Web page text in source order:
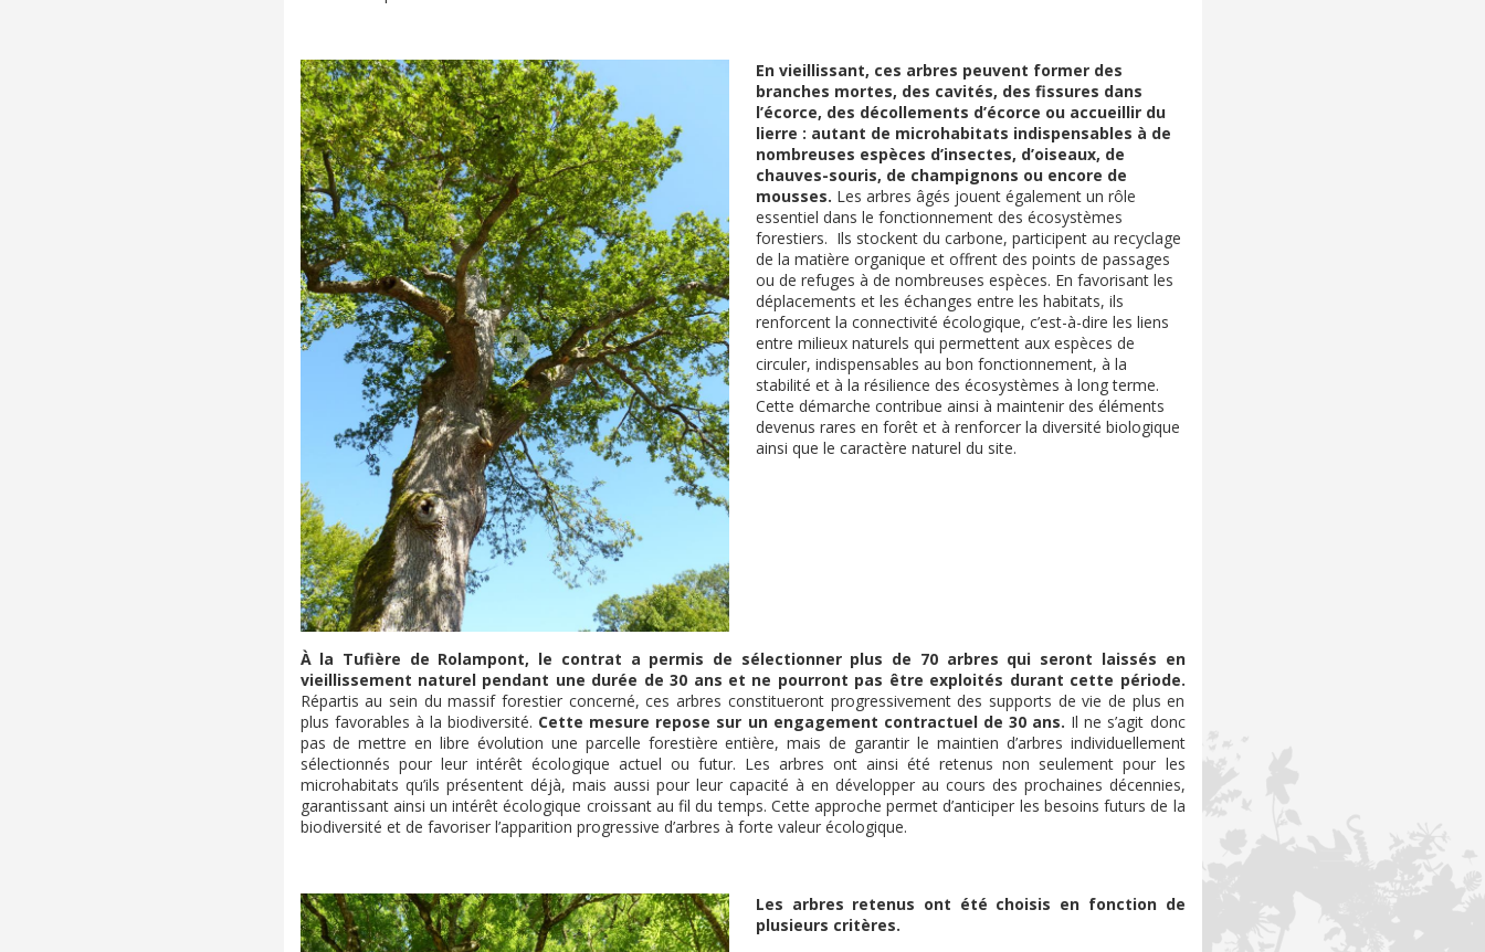
En vieillissant, ces arbres peuvent former des
branches mortes, des cavités, des fissures dans
l’écorce, des décollements d’écorce ou accueillir du
lierre : autant de microhabitats indispensables à de
nombreuses espèces d’insectes, d’oiseaux, de
chauves-souris, de champignons ou encore de
mousses. Les arbres âgés jouent également un rôle
essentiel dans le fonctionnement des écosystèmes
forestiers. Ils stockent du carbone, participent au recyclage
de la matière organique et offrent des points de passages
ou de refuges à de nombreuses espèces. En favorisant les
déplacements et les échanges entre les habitats, ils
renforcent la connectivité écologique, c’est-à-dire les liens
entre milieux naturels qui permettent aux espèces de
circuler, indispensables au bon fonctionnement, à la
stabilité et à la résilience des écosystèmes à long terme.
Cette démarche contribue ainsi à maintenir des éléments
devenus rares en forêt et à renforcer la diversité biologique
ainsi que le caractère naturel du site.
À la Tufière de Rolampont, le contrat a permis de sélectionner plus de 70 arbres qui seront laissés en
vieillissement naturel pendant une durée de 30 ans et ne pourront pas être exploités durant cette période.
Répartis au sein du massif forestier concerné, ces arbres constitueront progressivement des supports de vie de plus en
plus favorables à la biodiversité. Cette mesure repose sur un engagement contractuel de 30 ans. Il ne s’agit donc
pas de mettre en libre évolution une parcelle forestière entière, mais de garantir le maintien d’arbres individuellement
sélectionnés pour leur intérêt écologique actuel ou futur. Les arbres ont ainsi été retenus non seulement pour les
microhabitats qu’ils présentent déjà, mais aussi pour leur capacité à en développer au cours des prochaines décennies,
garantissant ainsi un intérêt écologique croissant au fil du temps. Cette approche permet d’anticiper les besoins futurs de la
biodiversité et de favoriser l’apparition progressive d’arbres à forte valeur écologique.
Les arbres retenus ont été choisis en fonction de
plusieurs critères.